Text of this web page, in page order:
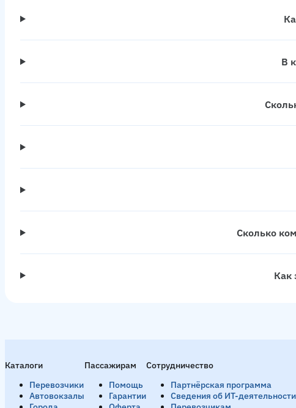
В
Сколько
Как
Каталоги
Перевозчики
Автовокзалы
Пассажирам
Помощь
Гарантии
Сотрудничество
Партнёрская программа
Сведения об ИТ-деятельности